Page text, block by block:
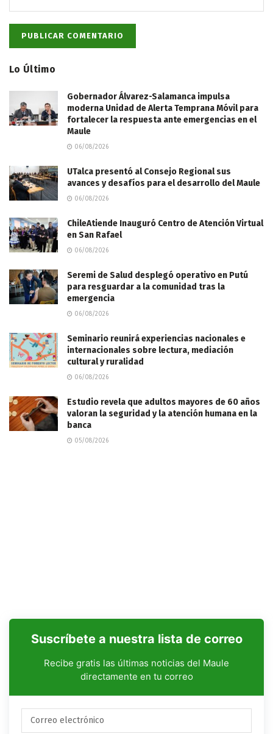
Lo Último
Gobernador Álvarez-Salamanca impulsa
moderna Unidad de Alerta Temprana Móvil para
fortalecer la respuesta ante emergencias en el
Maule
06/08/2026
UTalca presentó al Consejo Regional sus
avances y desafíos para el desarrollo del Maule
06/08/2026
ChileAtiende Inauguró Centro de Atención Virtual
en San Rafael
06/08/2026
Seremi de Salud desplegó operativo en Putú
para resguardar a la comunidad tras la
emergencia
06/08/2026
Seminario reunirá experiencias nacionales e
internacionales sobre lectura, mediación
cultural y ruralidad
06/08/2026
Estudio revela que adultos mayores de 60 años
valoran la seguridad y la atención humana en la
banca
05/08/2026
Suscríbete a nuestra lista de correo
Recibe gratis las últimas noticias del Maule
directamente en tu correo